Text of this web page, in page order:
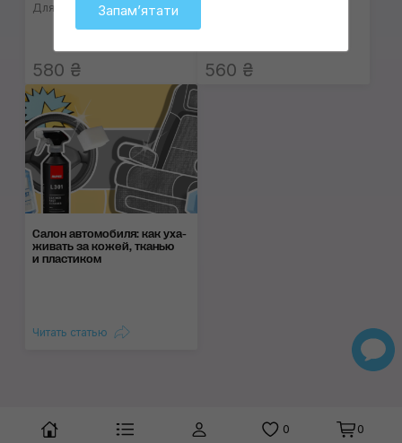
Для портативного пылесоса
580 ₴ 560 ₴
Салон автомобиля: как уха­
жи­вать за ко­жей, тка­нью
и пла­сти­ком
Читать статью
0 0
Запамʼятати